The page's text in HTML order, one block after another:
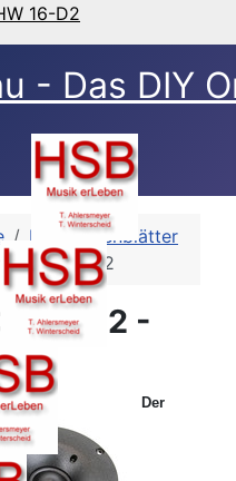
16-D2
- Das DIY
HSB-Datenblätter
TW030WA12
-
Der